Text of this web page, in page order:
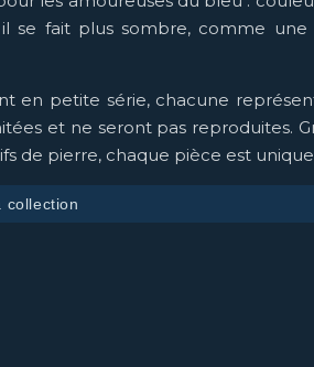
se fait plus sombre, comme une
en petite série, chacune
et ne seront pas reproduites.
de pierre, chaque pièce est unique
collection